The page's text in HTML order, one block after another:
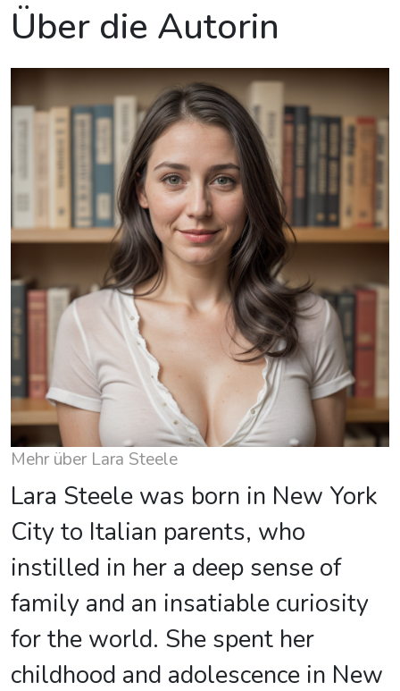
Über die Autorin
Mehr über Lara Steele
Lara Steele was born in New York
City to Italian parents, who
instilled in her a deep sense of
family and an insatiable curiosity
for the world. She spent her
childhood and adolescence in New